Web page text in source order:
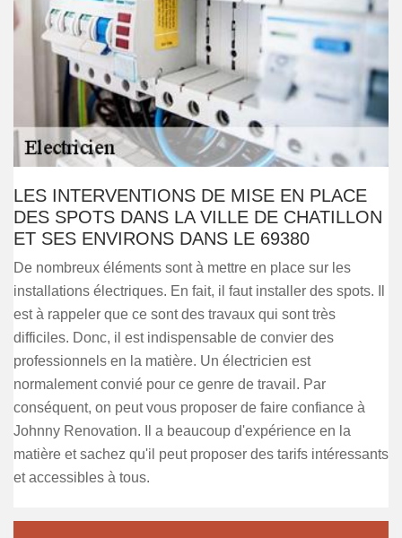
LES INTERVENTIONS DE MISE EN PLACE
DES SPOTS DANS LA VILLE DE CHATILLON
ET SES ENVIRONS DANS LE 69380
De nombreux éléments sont à mettre en place sur les
installations électriques. En fait, il faut installer des spots. Il
est à rappeler que ce sont des travaux qui sont très
difficiles. Donc, il est indispensable de convier des
professionnels en la matière. Un électricien est
normalement convié pour ce genre de travail. Par
conséquent, on peut vous proposer de faire confiance à
Johnny Renovation. Il a beaucoup d'expérience en la
matière et sachez qu'il peut proposer des tarifs intéressants
et accessibles à tous.